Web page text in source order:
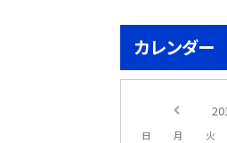
カレンダー
日 月 火